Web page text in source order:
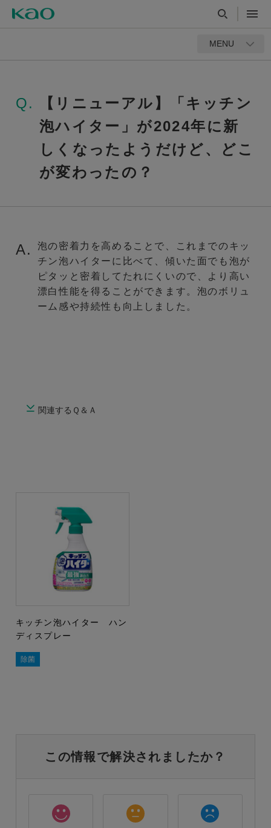
MENU
Q.
【リニューアル】「キッチン
泡ハイター」が2024年に新
しくなったようだけど、どこ
が変わったの？
A.
泡の密着力を高めることで、これまでのキッ
チン泡ハイターに比べて、傾いた面でも泡が
ピタッと密着してたれにくいので、より高い
漂白性能を得ることができます。泡のボリュ
ーム感や持続性も向上しました。
関連するＱ＆Ａ
キッチン泡ハイター ハン
ディスプレー
除菌
この情報で解決されましたか？